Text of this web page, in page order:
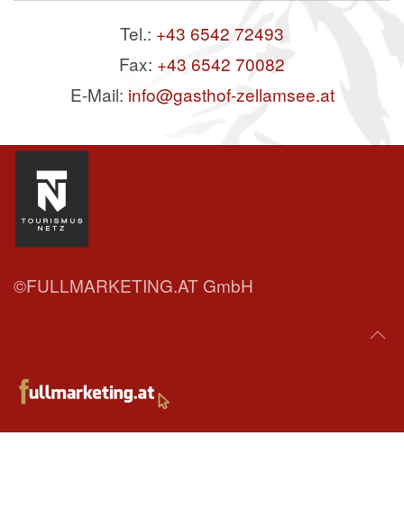
Tel.: +43 6542 72493
Fax: +43 6542 70082
E-Mail: info@gasthof-zellamsee.at
©FULLMARKETING.AT GmbH